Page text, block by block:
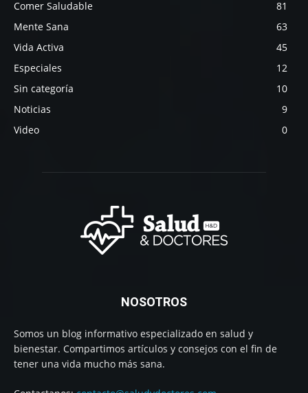
Comer Saludable
81
Mente Sana
63
Vida Activa
45
Especiales
12
Sin categoría
10
Noticias
9
Video
0
NOSOTROS
Somos un blog informativo especializado en salud y
bienestar. Compartimos artículos y consejos con el fin de
tener una vida mucho más sana.